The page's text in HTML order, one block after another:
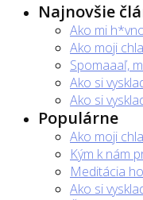
Najnovšie
Ako mi
Ako moji
Spomaaaľ,
Ako si
Ako si
Populárne
Ako moji
Kým k nám
Meditácia
Ako si